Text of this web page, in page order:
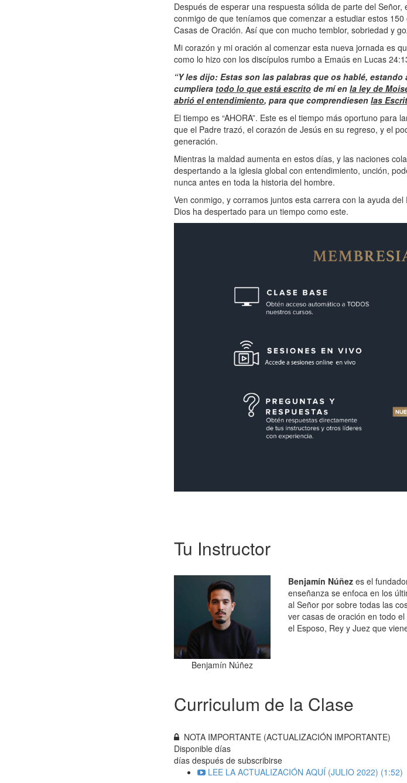
Después de esperar una respuesta sólida de parte del
conmigo de que teníamos que comenzar a estudiar estos
Casas de Oración. Así que con mucho temblor, sobriedad y
Mi corazón y mi oración al comenzar esta nueva jornada es
como lo hizo con los discípulos rumbo a Emaús en Lucas
“Y les dijo: Estas son las palabras que os hablé,
cumpliera todo lo que está escrito de mí en la ley de
abrió el entendimiento, para que comprendiesen las
El tiempo es “AHORA”. Este es el tiempo más oportuno para
que el Padre trazó, el corazón de Jesús en su regreso, y el
generación.
Mientras la maldad aumenta en estos días, y las naciones
despertando a la iglesia global con entendimiento, unción,
nunca antes en toda la historia del hombre.
Ven conmigo, y corramos juntos esta carrera con la ayuda
Dios ha despertado para un tiempo como este.
Tu Instructor
Benjamín Núñez
Benjamín Núñez es el
enseñanza se enfoca en los
al Señor por sobre todas las
ver casas de oración en todo
el Esposo, Rey y Juez que
Curriculum de la Clase
NOTA IMPORTANTE (ACTUALIZACIÓN IMPORTANTE)
Disponible días
días después de subscribirse
LEE LA ACTUALIZACIÓN AQUÍ (JULIO 2022) (1:52)